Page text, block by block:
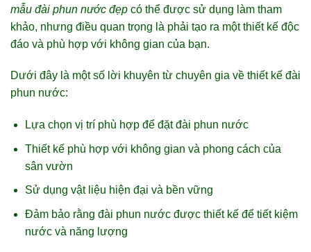
mẫu đài phun nước đẹp có thể được sử dụng làm tham
khảo, nhưng điều quan trọng là phải tạo ra một thiết kế độc
đáo và phù hợp với không gian của bạn.
Dưới đây là một số lời khuyên từ chuyên gia về thiết kế đài
phun nước:
Lựa chọn vị trí phù hợp để đặt đài phun nước
Thiết kế phù hợp với không gian và phong cách của
sân vườn
Sử dụng vật liệu hiện đại và bền vững
Đảm bảo rằng đài phun nước được thiết kế để tiết kiệm
nước và năng lượng